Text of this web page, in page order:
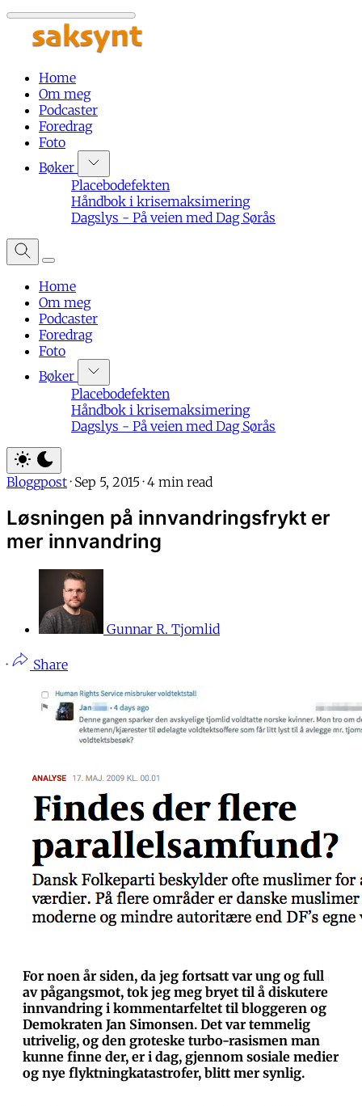
Home
Om meg
Podcaster
Foredrag
Foto
Bøker
Placebodefekten
Håndbok i krisemaksimering
Dagslys - På veien med Dag Sørås
Home
Om meg
Podcaster
Foredrag
Foto
Bøker
Placebodefekten
Håndbok i krisemaksimering
Dagslys - På veien med Dag Sørås
Bloggpost · Sep 5, 2015 · 4 min read
Løsningen på innvandringsfrykt er
mer innvandring
Gunnar R. Tjomlid
· Share
For noen år siden, da jeg fortsatt var ung og full
av pågangsmot, tok jeg meg bryet til å diskutere
innvandring i kommentarfeltet til bloggeren og
Demokraten Jan Simonsen. Det var temmelig
utrivelig, og den groteske turbo-rasismen man
kunne finne der, er i dag, gjennom sosiale medier
og nye flyktningkatastrofer, blitt mer synlig.